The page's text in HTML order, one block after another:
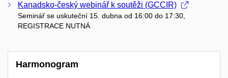
Kanadsko-český webinář k soutěži (GCCIR)
Seminář se uskuteční 15. dubna od 16:00 do 17:30,
REGISTRACE NUTNÁ
Harmonogram